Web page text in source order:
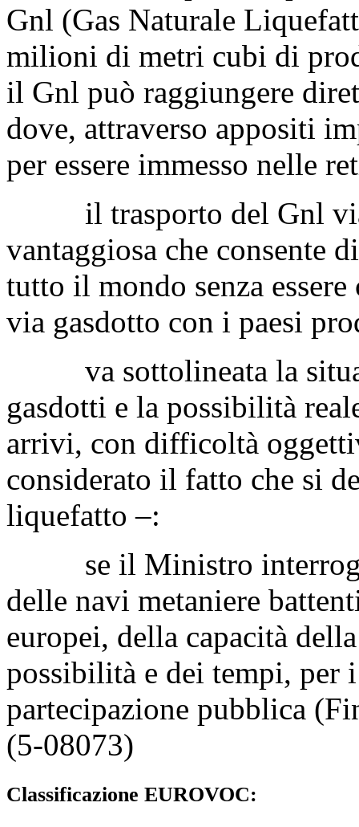
Gnl (Gas Naturale
milioni di metri cubi di
il Gnl può raggiungere
dove, attraverso appositi
per essere immesso nelle
il trasporto del Gnl via
vantaggiosa che consente
tutto il mondo senza
via gasdotto con i paesi
va sottolineata la
gasdotti e la possibilità
arrivi, con difficoltà
considerato il fatto che si
liquefatto –:
se il Ministro
delle navi metaniere
europei, della capacità
possibilità e dei tempi, per
partecipazione pubblica
(5-08073)
Classificazione EUROVOC: